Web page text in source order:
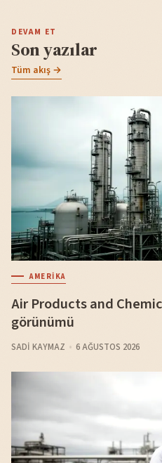
DEVAM ET
Son yazılar
Tüm akış →
AMERIKA
Air Products and
görünümü
SADI KAYMAZ 6 AĞUSTOS 2026